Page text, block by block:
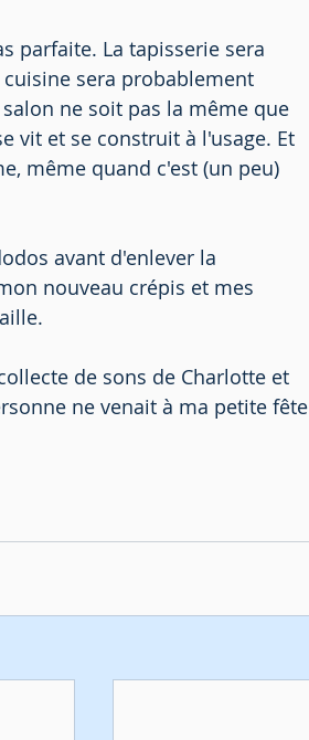
parfaite. La tapisserie sera
sera probablement
ne soit pas la même que
vit et se construit à l'usage. Et
même quand c'est (un peu)
avant d'enlever la
nouveau crépis et mes
de sons de Charlotte et
ne venait à ma petite fête